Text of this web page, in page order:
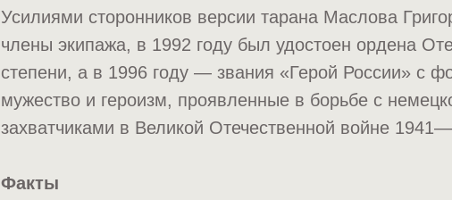
Усилиями сторонников версии тарана Маслова
члены экипажа, в 1992 году был удостоен ордена
степени, а в 1996 году — звания «Герой России» с
мужество и героизм, проявленные в борьбе с
захватчиками в Великой Отечественной войне
Факты